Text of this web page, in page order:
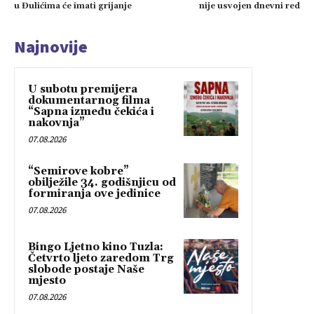
u Đulićima će imati grijanje nije usvojen dnevni red
Najnovije
U subotu premijera
dokumentarnog filma
“Sapna između čekića i
nakovnja”
07.08.2026
“Semirove kobre”
obilježile 34. godišnjicu od
formiranja ove jedinice
07.08.2026
Bingo Ljetno kino Tuzla:
Četvrto ljeto zaredom Trg
slobode postaje Naše
mjesto
07.08.2026